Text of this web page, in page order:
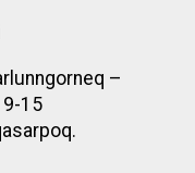
–
9-15